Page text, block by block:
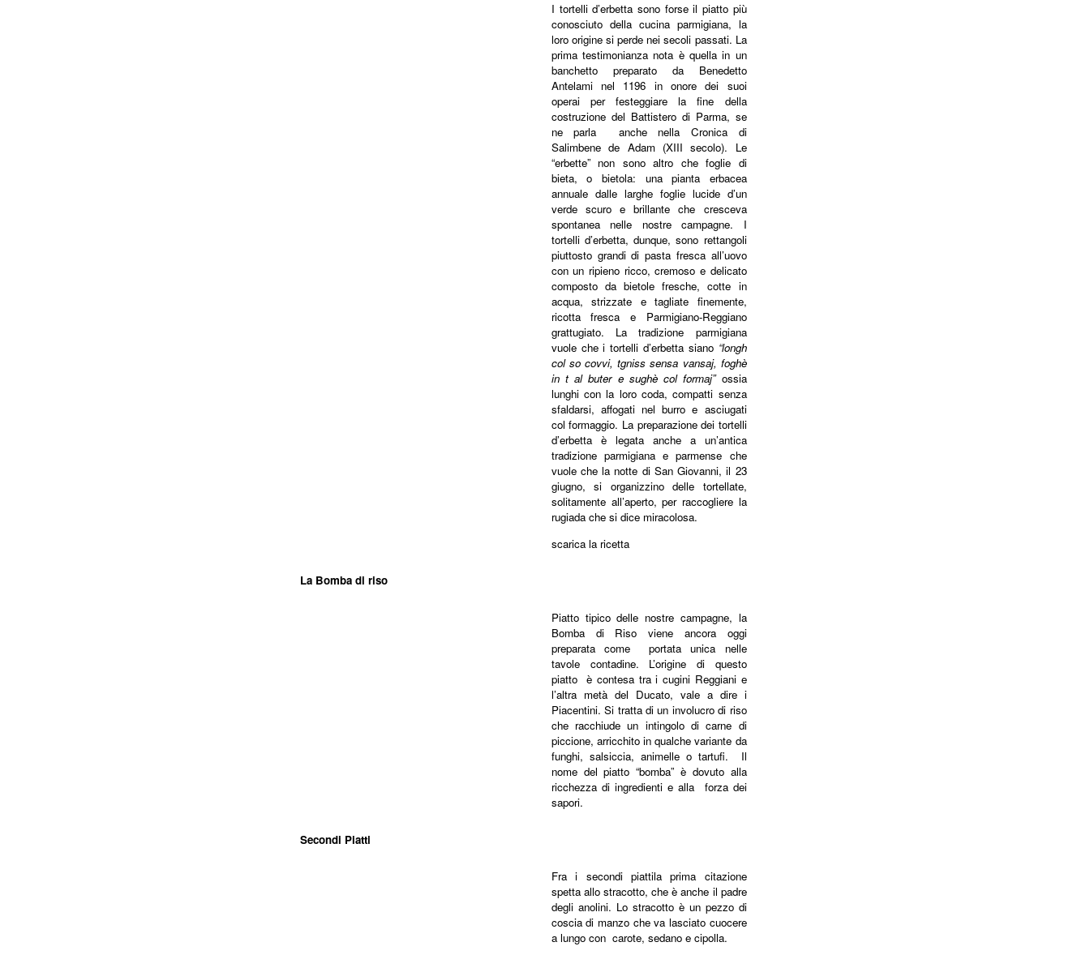
I tortelli d’erbetta sono forse il piatto più
conosciuto della cucina parmigiana, la
loro origine si perde nei secoli passati. La
prima testimonianza nota è quella in un
banchetto preparato da Benedetto
Antelami nel 1196 in onore dei suoi
operai per festeggiare la fine della
costruzione del Battistero di Parma, se
ne parla anche nella Cronica di
Salimbene de Adam (XIII secolo). Le
“erbette” non sono altro che foglie di
bieta, o bietola: una pianta erbacea
annuale dalle larghe foglie lucide d’un
verde scuro e brillante che cresceva
spontanea nelle nostre campagne. I
tortelli d’erbetta, dunque, sono rettangoli
piuttosto grandi di pasta fresca all’uovo
con un ripieno ricco, cremoso e delicato
composto da bietole fresche, cotte in
acqua, strizzate e tagliate finemente,
ricotta fresca e Parmigiano-Reggiano
grattugiato. La tradizione parmigiana
vuole che i tortelli d’erbetta siano“longh
col so covvi, tgniss sensa vansaj, foghè
in t al buter e sughè col formaj” ossia
lunghi con la loro coda, compatti senza
sfaldarsi, affogati nel burro e asciugati
col formaggio. La preparazione dei tortelli
d’erbetta è legata anche a un’antica
tradizione parmigiana e parmense che
vuole che la notte di San Giovanni, il 23
giugno, si organizzino delle tortellate,
solitamente all’aperto, per raccogliere la
rugiada che si dice miracolosa.
scarica la ricetta
La Bomba di riso
Piatto tipico delle nostre campagne, la
Bomba di Riso viene ancora oggi
preparata come portata unica nelle
tavole contadine. L’origine di questo
piatto è contesa tra i cugini Reggiani e
l’altra metà del Ducato, vale a dire i
Piacentini. Si tratta di un involucro di riso
che racchiude un intingolo di carne di
piccione, arricchito in qualche variante da
funghi, salsiccia, animelle o tartufi. Il
nome del piatto “bomba” è dovuto alla
ricchezza di ingredienti e alla forza dei
sapori.
Secondi Piatti
Fra i secondi piattila prima citazione
spetta allo stracotto, che è anche il padre
degli anolini. Lo stracotto è un pezzo di
coscia di manzo che va lasciato cuocere
a lungo con carote, sedano e cipolla.